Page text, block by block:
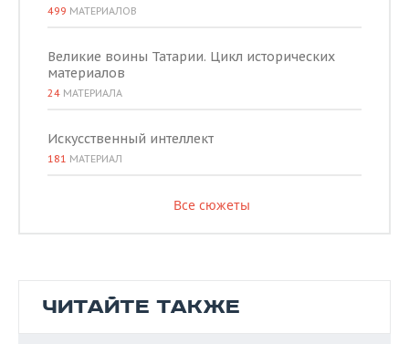
499 МАТЕРИАЛОВ
Великие воины Татарии. Цикл исторических
материалов
24 МАТЕРИАЛА
Искусственный интеллект
181 МАТЕРИАЛ
Все сюжеты
ЧИТАЙТЕ ТАКЖЕ